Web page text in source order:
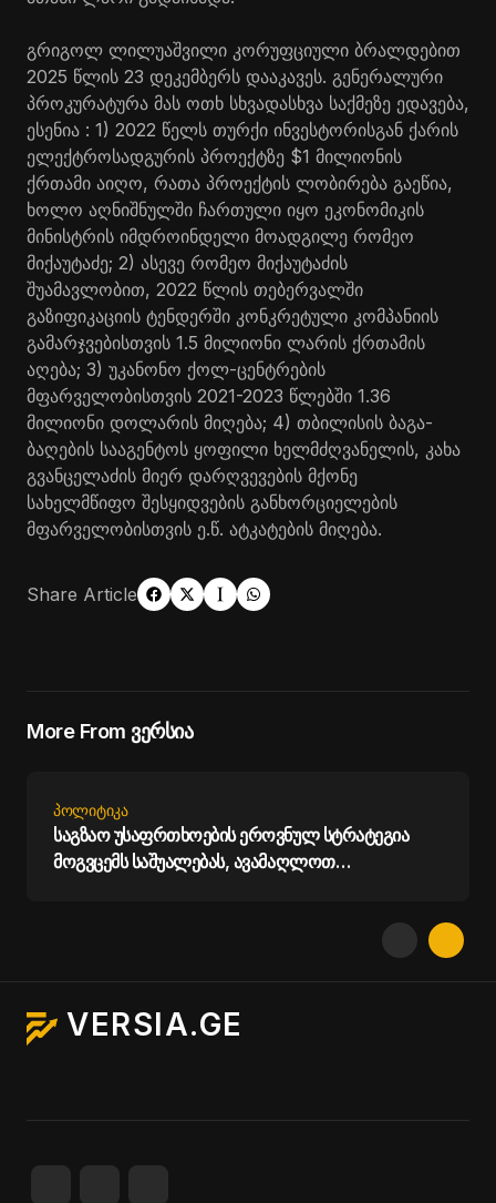
გრიგოლ ლილუაშვილი კორუფციული ბრალდებით
2025 წლის 23 დეკემბერს დააკავეს. გენერალური
პროკურატურა მას ოთხ სხვადასხვა საქმეზე ედავება,
ესენია : 1) 2022 წელს თურქი ინვესტორისგან ქარის
ელექტროსადგურის პროექტზე $1 მილიონის
ქრთამი აიღო, რათა პროექტის ლობირება გაეწია,
ხოლო აღნიშნულში ჩართული იყო ეკონომიკის
მინისტრის იმდროინდელი მოადგილე რომეო
მიქაუტაძე; 2) ასევე რომეო მიქაუტაძის
შუამავლობით, 2022 წლის თებერვალში
გაზიფიკაციის ტენდერში კონკრეტული კომპანიის
გამარჯვებისთვის 1.5 მილიონი ლარის ქრთამის
აღება; 3) უკანონო ქოლ-ცენტრების
მფარველობისთვის 2021-2023 წლებში 1.36
მილიონი დოლარის მიღება; 4) თბილისის ბაგა-
ბაღების სააგენტოს ყოფილი ხელმძღვანელის, კახა
გვანცელაძის მიერ დარღვევების მქონე
სახელმწიფო შესყიდვების განხორციელების
მფარველობისთვის ე.წ. ატკატების მიღება.
Share Article
More From ვერსია
ᲞᲝᲚᲘᲢᲘᲙᲐ
საგზაო უსაფრთხოების ეროვნულ სტრატეგია
მოგვცემს საშუალებას, ავამაღლოთ
VERSIA.GE